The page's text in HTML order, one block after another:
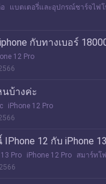
แบตเตอรี่และอุปกรณ์ชาร์จไฟ
กับทางเบอร์
12 Pro
บ้างค่ะ
iPhone 12 Pro
12 กับ iPhone
Pro iPhone 12 Pro
สมาร์ทโ